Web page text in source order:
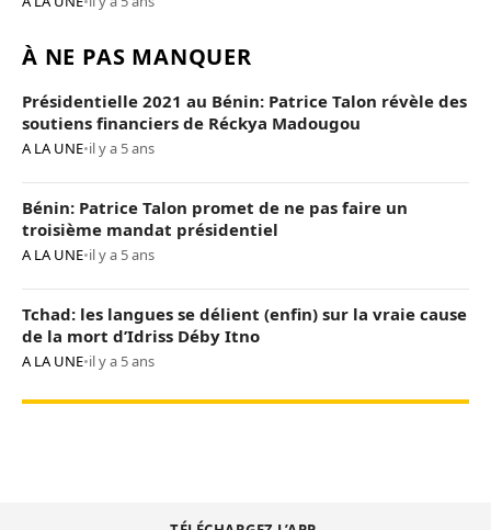
À NE PAS MANQUER
Présidentielle 2021 au Bénin: Patrice Talon révèle des
soutiens financiers de Réckya Madougou
A LA UNE•il y a 5 ans
Bénin: Patrice Talon promet de ne pas faire un
troisième mandat présidentiel
A LA UNE•il y a 5 ans
Tchad: les langues se délient (enfin) sur la vraie cause
de la mort d’Idriss Déby Itno
A LA UNE•il y a 5 ans